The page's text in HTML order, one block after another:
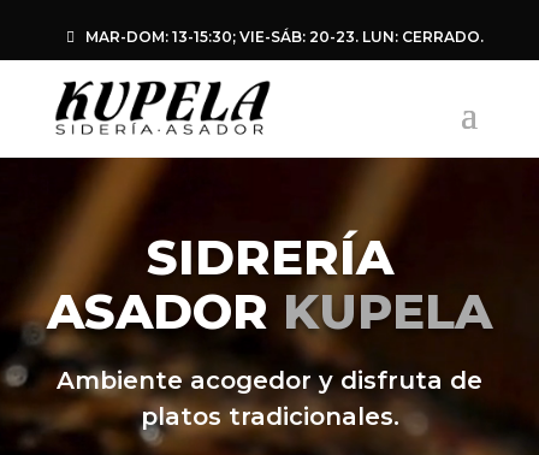
MAR-DOM: 13-15:30; VIE-SÁB: 20-23. LUN: CERRADO.
Reproductor
SIDRERÍA
ASADOR KUPELA
Ambiente acogedor y disfruta de
platos tradicionales.